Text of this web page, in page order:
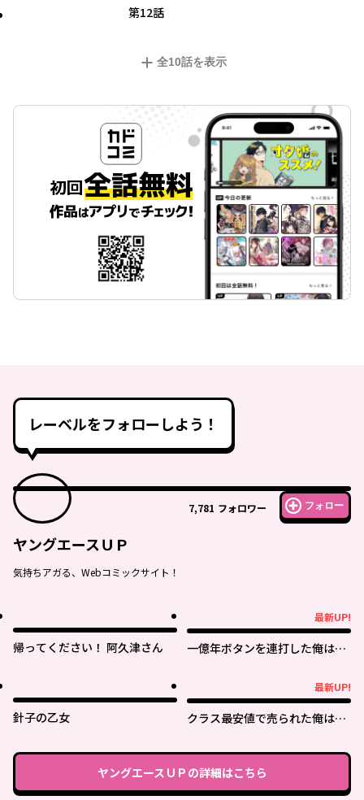
第12話
全10話を表示
レーベルをフォローしよう！
7,781 フォロワー フォロー
ヤングエースＵＰ
気持ちアガる、Webコミックサイト！
帰ってください！ 阿久津さん
最新UP!
一億年ボタンを連打した俺は、
針子の乙女
最新UP!
クラス最安値で売られた俺は、
ヤングエースＵＰ の詳細はこちら